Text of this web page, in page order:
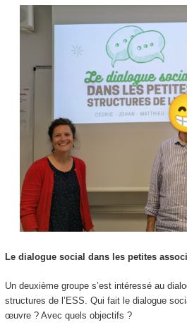
Le dialogue social dans les petites
Un deuxième groupe s’est intéressé au
structures de l’ESS. Qui fait le dialogue
œuvre ? Avec quels objectifs ?